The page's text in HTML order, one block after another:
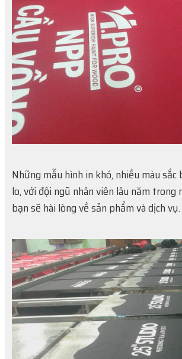
Những mẫu hình in khó, nhiều màu sắc
lo, với đội ngũ nhân viên lâu năm trong
bạn sẽ hài lòng về sản phẩm và dịch vụ.